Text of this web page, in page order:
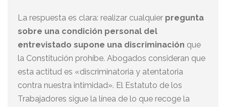
La respuesta es clara: realizar cualquier pregunta
sobre una condición personal del
entrevistado supone una discriminación que
la Constitución prohíbe. Abogados consideran que
esta actitud es «discriminatoria y atentatoria
contra nuestra intimidad». El Estatuto de los
Trabajadores sigue la línea de lo que recoge la